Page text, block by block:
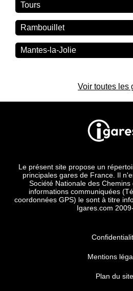
Tours
Rambouillet
Mantes-la-Jolie
Voir toutes les
Le présent site propose un
principales gares de France. Il
Société Nationale des
informations communiquées
coordonnées GPS) le sont à titre
Igares.com
Mentions
Plan du site